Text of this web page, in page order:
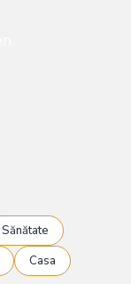
Sănătate
Casa